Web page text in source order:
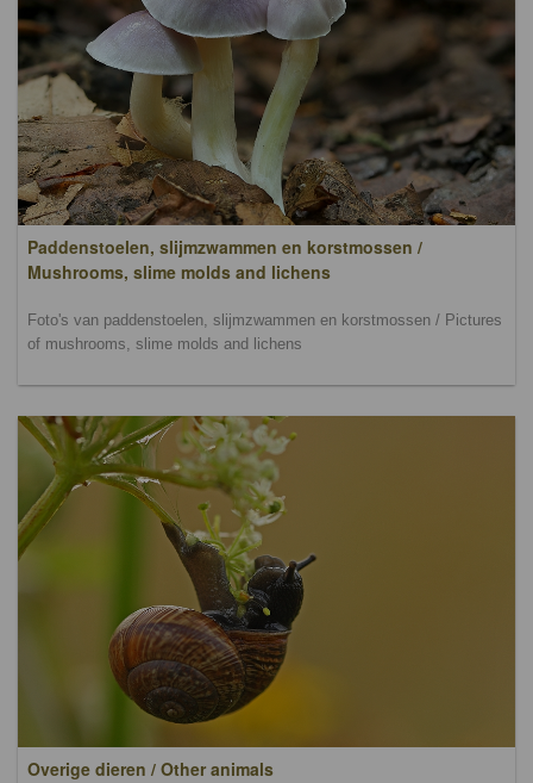
Paddenstoelen, slijmzwammen en korstmossen /
Mushrooms, slime molds and lichens
Foto's van paddenstoelen, slijmzwammen en korstmossen / Pictures
of mushrooms, slime molds and lichens
Overige dieren / Other animals